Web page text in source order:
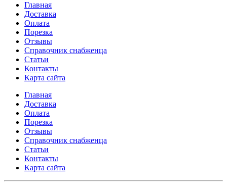
Главная
Доставка
Оплата
Порезка
Отзывы
Справочник снабженца
Статьи
Контакты
Карта сайта
Главная
Доставка
Оплата
Порезка
Отзывы
Справочник снабженца
Статьи
Контакты
Карта сайта